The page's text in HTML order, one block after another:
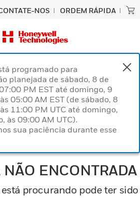
NOS ORDEM RÁPIDA
programado para
planejada de sábado, 8 de
PM EST até domingo, 9
05:00 AM EST (de sábado, 8
11:00 PM UTC até domingo,
às 09:00 AM UTC).
sua paciência durante esse
ENCONTRADA
procurando pode ter sido